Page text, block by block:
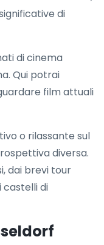
di
di cinema
Qui potrai
film attuali
o rilassante sul
diversa.
dai brevi tour
castelli di